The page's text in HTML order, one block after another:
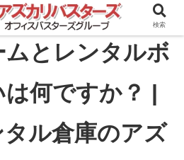
ムとレンタルボ
何ですか？ |
ル倉庫のアズ
検索